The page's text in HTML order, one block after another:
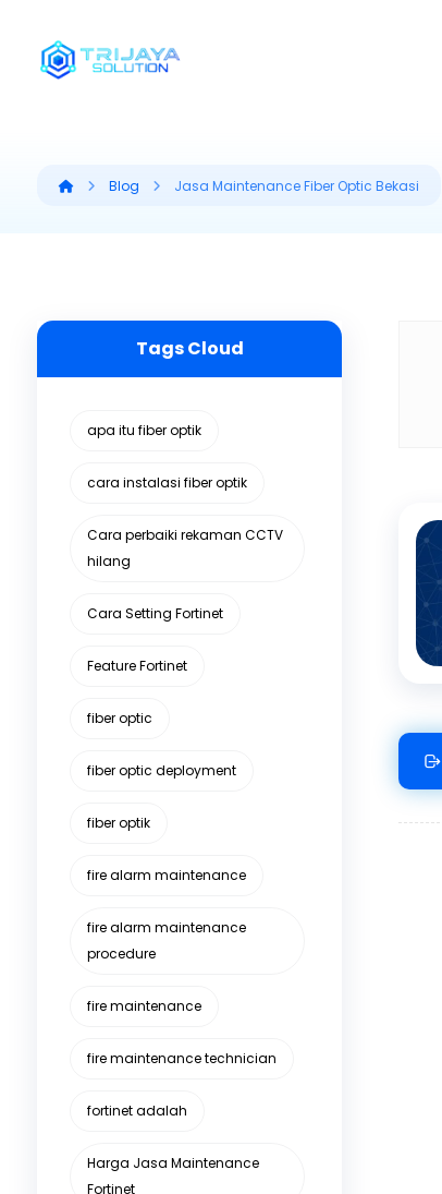
Blog Jasa Maintenance Fiber Optic Bekasi
Tags Cloud
apa itu fiber optik
cara instalasi fiber optik
Cara perbaiki rekaman CCTV
hilang
Cara Setting Fortinet
Feature Fortinet
fiber optic
fiber optic deployment
fiber optik
fire alarm maintenance
fire alarm maintenance
procedure
fire maintenance
fire maintenance technician
fortinet adalah
Harga Jasa Maintenance
Fortinet